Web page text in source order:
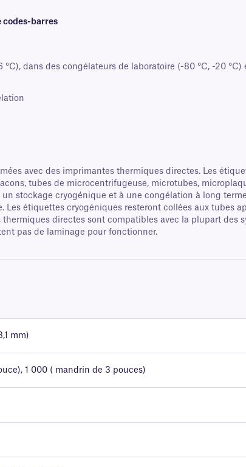
codes-barres
dans des congélateurs de laboratoire (-80 °C, -20
avec des imprimantes thermiques directes. Les
tubes de microcentrifugeuse, microtubes,
stockage cryogénique et à une congélation à long
étiquettes cryogéniques resteront collées aux tubes
directes sont compatibles avec la plupart des
pas de laminage pour fonctionner.
mm)
1 000 ( mandrin de 3 pouces)